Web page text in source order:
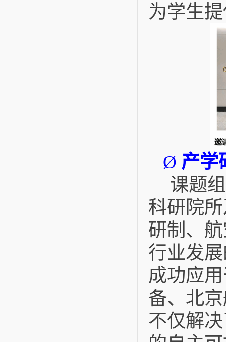
为学生
Ø 产学
课题
科研院
研制、
行业发
成功应
备、北
不仅解